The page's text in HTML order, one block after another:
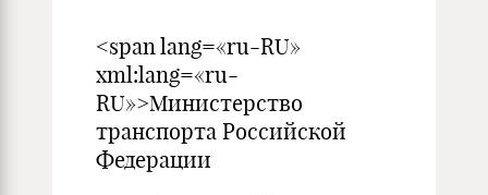
<span lang=«ru-RU»
xml:lang=«ru-
RU»>Министерство
транспорта Российской
Федерации